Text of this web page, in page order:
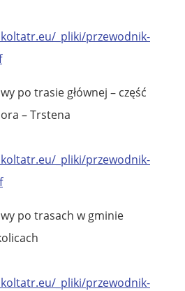
_pliki/przewodnik-
po trasie głównej – część
– Trstena
_pliki/przewodnik-
po trasach w gminie
_pliki/przewodnik-